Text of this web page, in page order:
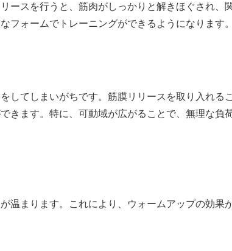
ースを行うと、筋肉がしっかりと解きほぐされ、
フォームでトレーニングができるようになります。
してしまいがちです。筋膜リリースを取り入れる
きます。特に、可動域が広がることで、無理な負
温まります。これにより、ウォームアップの効果